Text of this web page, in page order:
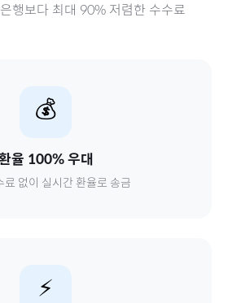
행보다 최대 90% 저렴한 수수료
💰
율 100% 우대
료 없이 실시간 환율로 송금
⚡